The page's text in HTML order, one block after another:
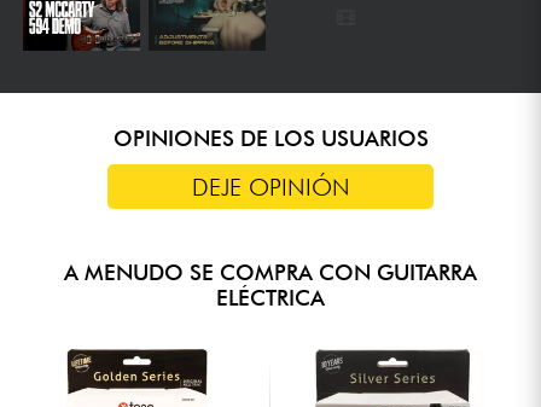
OPINIONES DE LOS USUARIOS
DEJE OPINIÓN
A MENUDO SE COMPRA CON GUITARRA
ELÉCTRICA